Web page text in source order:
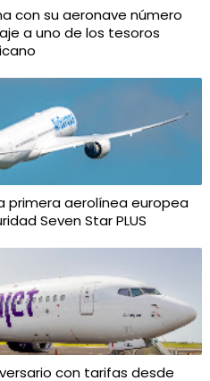
con su aeronave número
a uno de los tesoros
primera aerolínea europea
Seven Star PLUS
con tarifas desde